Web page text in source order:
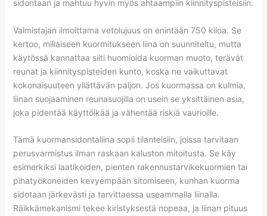
sidontaan ja mahtuu hyvin myös ahtaampiin kiinnityspisteisiin.
Valmistajan ilmoittama vetolujuus on enintään 750 kiloa. Se
kertoo, millaiseen kuormitukseen liina on suunniteltu, mutta
käytössä kannattaa silti huomioida kuorman muoto, terävät
reunat ja kiinnityspisteiden kunto, koska ne vaikuttavat
kokonaisuuteen yllättävän paljon. Jos kuormassa on kulmia,
liinan suojaaminen reunasuojilla on usein se yksittäinen asia,
joka pidentää käyttöikää ja vähentää riskiä vaurioille.
Tämä kuormansidontaliina sopii tilanteisiin, joissa tarvitaan
perusvarmistus ilman raskaan kaluston mitoitusta. Se käy
esimerkiksi laatikoiden, pienten rakennustarvikekuormien tai
pihatyökoneiden kevyempään sitomiseen, kunhan kuorma
sidotaan järkevästi ja tarvittaessa useammalla liinalla.
Räikkämekanismi tekee kiristyksestä nopeaa, ja liinan pituus